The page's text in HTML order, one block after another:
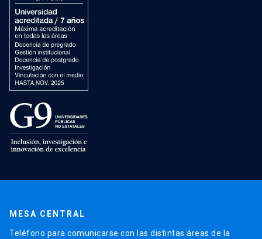
MESA CENTRAL
Teléfono para comunicarse con las distintas áreas de la